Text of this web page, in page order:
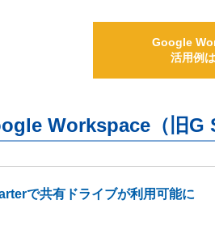
Google
活用例
Workspace（旧G
で共有ドライブが利用可能に